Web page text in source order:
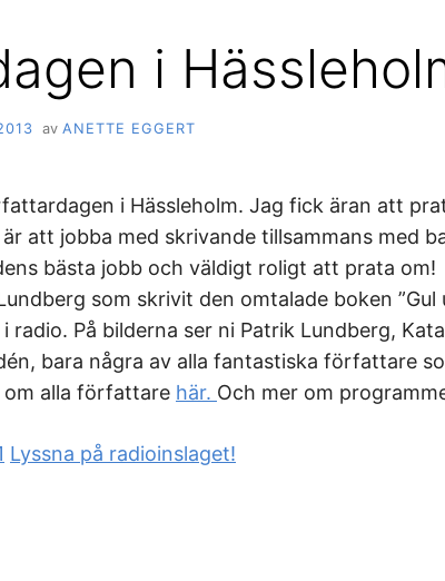
i
av ANETTE EGGERT
i Hässleholm. Jag fick äran att
att jobba med skrivande tillsammans med
bästa jobb och väldigt roligt att prata om!
som skrivit den omtalade boken ”Gul
radio. På bilderna ser ni Patrik Lundberg,
bara några av alla fantastiska författare
om alla författare här. Och mer om
Lyssna på radioinslaget!